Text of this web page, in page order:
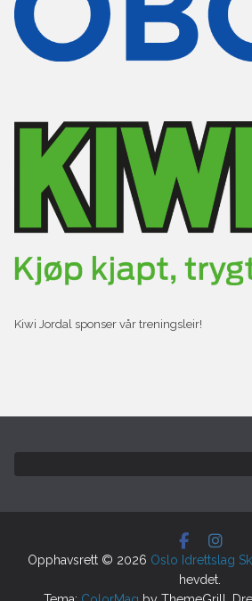
Kiwi Jordal sponser vår treningsleir!
Opphavsrett © 2026 Oslo Idrettslag
hevdet.